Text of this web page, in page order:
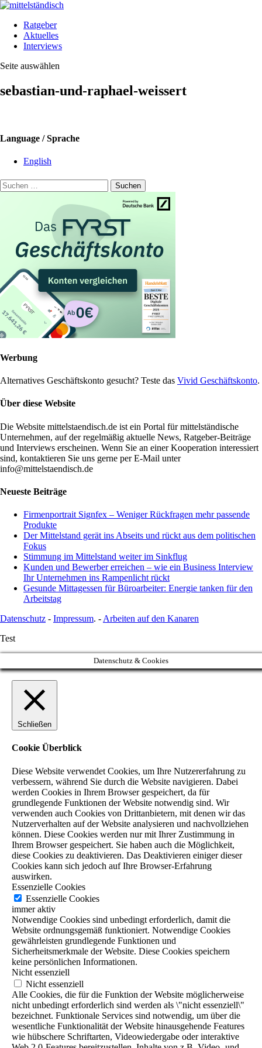
Ratgeber
Aktuelles
Interviews
Seite auswählen
sebastian-und-raphael-weissert
Language / Sprache
English
Suchen
nach:
Werbung
Alternatives Geschäftskonto gesucht? Teste das Vivid Geschäftskonto.
Über diese Website
Die Website mittelstaendisch.de ist ein Portal für mittelständische
Unternehmen, auf der regelmäßig aktuelle News, Ratgeber-Beiträge
und Interviews erscheinen. Wenn Sie an einer Kooperation interessiert
sind, kontaktieren Sie uns gerne per E-Mail unter
info@mittelstaendisch.de
Neueste Beiträge
Firmenportrait Signfex – Weniger Rückfragen mehr passende
Produkte
Der Mittelstand gerät ins Abseits und rückt aus dem politischen
Fokus
Stimmung im Mittelstand weiter im Sinkflug
Kunden und Bewerber erreichen – wie ein Business Interview
Ihr Unternehmen ins Rampenlicht rückt
Gesunde Mittagessen für Büroarbeiter: Energie tanken für den
Arbeitstag
Datenschutz - Impressum. - Arbeiten auf den Kanaren
Test
Datenschutz & Cookies
Schließen
Cookie Überblick
Diese Website verwendet Cookies, um Ihre Nutzererfahrung zu
verbessern, während Sie durch die Website navigieren. Dabei
werden Cookies in Ihrem Browser gespeichert, da für
grundlegende Funktionen der Website notwendig sind. Wir
verwenden auch Cookies von Drittanbietern, mit denen wir das
Nutzerverhalten auf der Website analysieren und nachvollziehen
können. Diese Cookies werden nur mit Ihrer Zustimmung in
Ihrem Browser gespeichert. Sie haben auch die Möglichkeit,
diese Cookies zu deaktivieren. Das Deaktivieren einiger dieser
Cookies kann sich jedoch auf Ihre Browser-Erfahrung
auswirken.
Essenzielle Cookies
Essenzielle Cookies
immer aktiv
Notwendige Cookies sind unbedingt erforderlich, damit die
Website ordnungsgemäß funktioniert. Notwendige Cookies
gewährleisten grundlegende Funktionen und
Sicherheitsmerkmale der Website. Diese Cookies speichern
keine persönlichen Informationen.
Nicht essenziell
Nicht essenziell
Alle Cookies, die für die Funktion der Website möglicherweise
nicht unbedingt erforderlich sind werden als \"nicht essenziell\"
bezeichnet. Funktionale Services sind notwendig, um über die
wesentliche Funktionalität der Website hinausgehende Features
wie hübschere Schriftarten, Videowiedergabe oder interaktive